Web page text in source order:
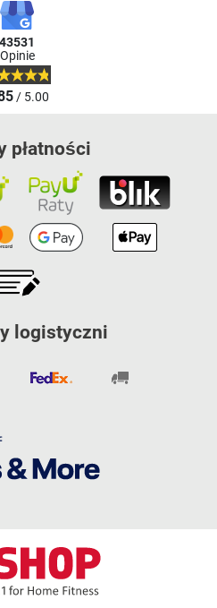
43531
Opinie
/ 5.00
płatności
logistyczni